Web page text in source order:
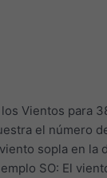
los Vientos para
el número
sopla en la
SO: El